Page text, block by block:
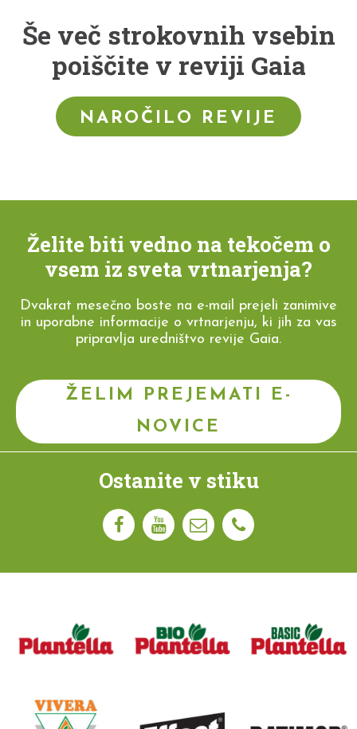
Še več strokovnih vsebin
poiščite v reviji Gaia
NAROČILO REVIJE
Želite biti vedno na tekočem o
vsem iz sveta vrtnarjenja?
Dvakrat mesečno boste na e-mail prejeli zanimive
in uporabne informacije o vrtnarjenju, ki jih za vas
pripravlja uredništvo revije Gaia.
ŽELIM PREJEMATI E-
NOVICE
Ostanite v stiku